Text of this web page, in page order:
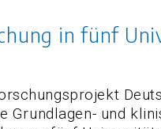
in fünf
Grundlagen- und